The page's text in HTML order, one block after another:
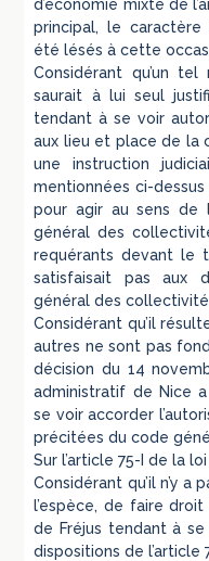
d’économie mixte de
principal, le
été lésés à cette
Considérant qu’un
saurait à lui seul
tendant à se voir
aux lieu et place de la
une instruction
mentionnées ci-dessus
pour agir au sens de
général des
requérants devant le
satisfaisait pas aux
général des
Considérant qu’il
autres ne sont pas
décision du 14
administratif de Nice
se voir accorder
précitées du code
Sur l’article 75-I de la
Considérant qu’il n’y a
l’espèce, de faire
de Fréjus tendant à
dispositions de l’article